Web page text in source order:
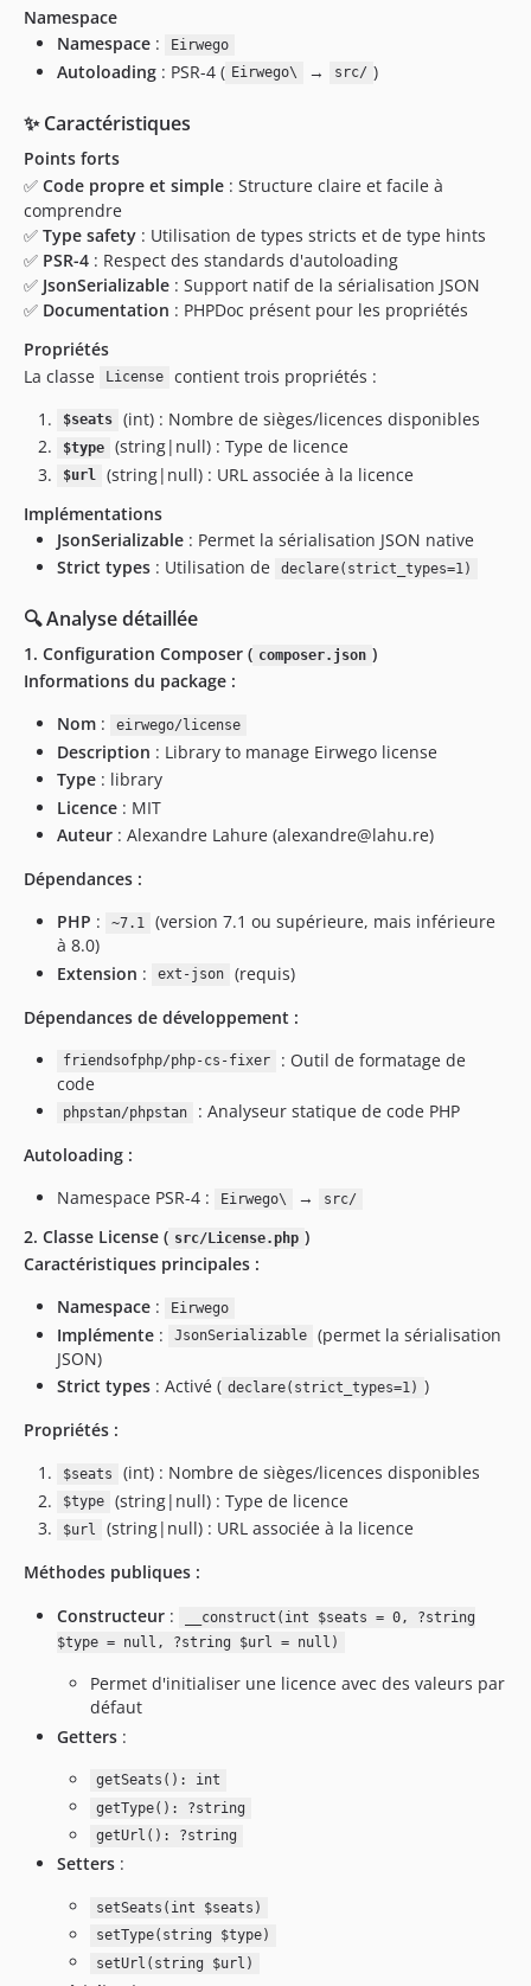
Namespace
Namespace : Eirwego
Autoloading : PSR-4 ( Eirwego\ → src/ )
✨ Caractéristiques
Points forts
✅ Code propre et simple : Structure claire et facile à
comprendre
✅ Type safety : Utilisation de types stricts et de type hints
✅ PSR-4 : Respect des standards d'autoloading
✅ JsonSerializable : Support natif de la sérialisation JSON
✅ Documentation : PHPDoc présent pour les propriétés
Propriétés
La classe
License contient trois propriétés :
$seats (int) : Nombre de sièges/licences disponibles
$type (string|null) : Type de licence
$url
(string|null) : URL associée à la licence
Implémentations
JsonSerializable : Permet la sérialisation JSON native
Strict types : Utilisation de declare(strict_types=1)
🔍 Analyse détaillée
1. Configuration Composer ( composer.json )
Informations du package :
Nom : eirwego/license
Description : Library to manage Eirwego license
Type : library
Licence : MIT
Auteur : Alexandre Lahure (alexandre@lahu.re)
Dépendances :
PHP : ~7.1
(version 7.1 ou supérieure, mais inférieure
à 8.0)
Extension : ext-json
(requis)
Dépendances de développement :
friendsofphp/php-cs-fixer
: Outil de formatage de
code
phpstan/phpstan
: Analyseur statique de code PHP
Autoloading :
Namespace PSR-4 :
Eirwego\ → src/
2. Classe License ( src/License.php )
Caractéristiques principales :
Namespace : Eirwego
Implémente : JsonSerializable
(permet la sérialisation
JSON)
Strict types : Activé ( declare(strict_types=1) )
Propriétés :
$seats (int) : Nombre de sièges/licences disponibles
$type (string|null) : Type de licence
$url
(string|null) : URL associée à la licence
Méthodes publiques :
Constructeur :
__construct(int $seats = 0, ?string
$type = null, ?string $url = null)
Permet d'initialiser une licence avec des valeurs par
défaut
Getters :
getSeats(): int
getType(): ?string
getUrl(): ?string
Setters :
setSeats(int $seats)
setType(string $type)
setUrl(string $url)